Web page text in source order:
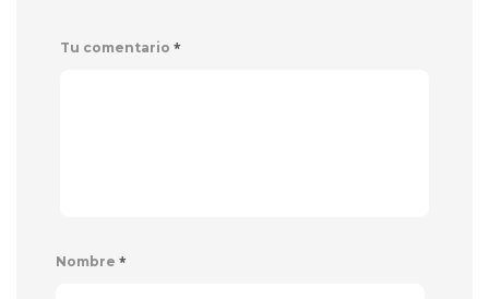
Tu comentario *
Nombre *